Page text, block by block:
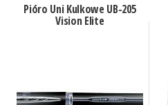
Pióro Uni Kulkowe UB-205
Vision Elite